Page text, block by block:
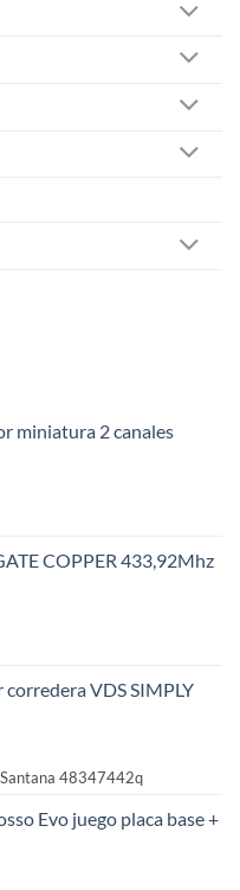
miniatura 2 canales
COPPER 433,92Mhz
VDS SIMPLY
48347442q
Evo juego placa base +